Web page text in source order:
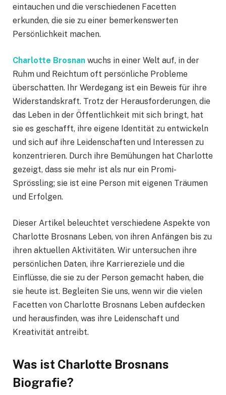
eintauchen und die verschiedenen Facetten
erkunden, die sie zu einer bemerkenswerten
Persönlichkeit machen.
Charlotte Brosnan wuchs in einer Welt auf, in der
Ruhm und Reichtum oft persönliche Probleme
überschatten. Ihr Werdegang ist ein Beweis für ihre
Widerstandskraft. Trotz der Herausforderungen, die
das Leben in der Öffentlichkeit mit sich bringt, hat
sie es geschafft, ihre eigene Identität zu entwickeln
und sich auf ihre Leidenschaften und Interessen zu
konzentrieren. Durch ihre Bemühungen hat Charlotte
gezeigt, dass sie mehr ist als nur ein Promi-
Sprössling; sie ist eine Person mit eigenen Träumen
und Erfolgen.
Dieser Artikel beleuchtet verschiedene Aspekte von
Charlotte Brosnans Leben, von ihren Anfängen bis zu
ihren aktuellen Aktivitäten. Wir untersuchen ihre
persönlichen Daten, ihre Karriereziele und die
Einflüsse, die sie zu der Person gemacht haben, die
sie heute ist. Begleiten Sie uns, wenn wir die vielen
Facetten von Charlotte Brosnans Leben aufdecken
und herausfinden, was ihre Leidenschaft und
Kreativität antreibt.
Was ist Charlotte Brosnans
Biografie?